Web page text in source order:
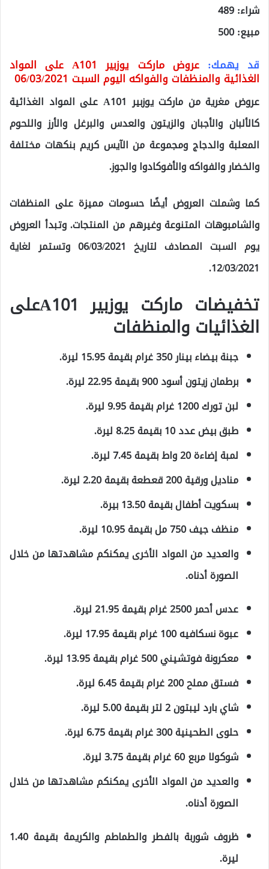
شراء: 489
مبيع: 500
قد يهمك: عروض ماركت يوزبير A101 على المواد
الغذائية والمنظفات والفواكه اليوم السبت 06/03/2021
عروض مغرية من ماركت يوزبير A101 على المواد الغذائية
كالألبان والأجبان والزيتون والعدس والبرغل والأرز واللحوم
المعلبة والدجاج ومجموعة من الآيس كريم بنكهات مختلفة
والخضار والفواكه والأفوكادوا والجوز.
كما وشملت العروض أيضًا حسومات مميزة على المنظفات
والشامبوهات المتنوعة وغيرهم من المنتجات. وتبدأ العروض
يوم السبت المصادف لتاريخ 06/03/2021 وتستمر لغاية
12/03/2021.
تخفيضات ماركت يوزبير A101على
الغذائيات والمنظفات
جبنة بيضاء بينار 350 غرام بقيمة 15.95 ليرة.
برطمان زيتون أسود 900 بقيمة 22.95 ليرة.
لبن تورك 1200 غرام بقيمة 9.95 ليرة.
طبق بيض عدد 10 بقيمة 8.25 ليرة.
لمبة إضاءة 20 واط بقيمة 7.45 ليرة.
مناديل ورقية 200 قعطعة بقيمة 2.20 ليرة.
بسكويت أطفال بقيمة 13.50 بيرة.
منظف جيف 750 مل بقيمة 10.95 ليرة.
والعديد من المواد الأخرى يمكنكم مشاهدتها من خلال
الصورة أدناه.
عدس أحمر 2500 غرام بقيمة 21.95 ليرة.
عبوة نسكافيه 100 غرام بقيمة 17.95 ليرة.
معكرونة فوتشيني 500 غرام بقيمة 13.95 ليرة.
فستق مملح 200 غرام بقيمة 6.45 ليرة.
شاي بارد ليبتون 2 لتر بقيمة 5.00 ليرة.
حلوى الطحينية 300 غرام بقيمة 6.75 ليرة.
شوكولا مربع 60 غرام بقيمة 3.75 ليرة.
والعديد من المواد الأخرى يمكنكم مشاهدتها من خلال
الصورة أدناه.
ظروف شوربة بالفطر والطماطم والكريمة بقيمة 1.40
ليرة.